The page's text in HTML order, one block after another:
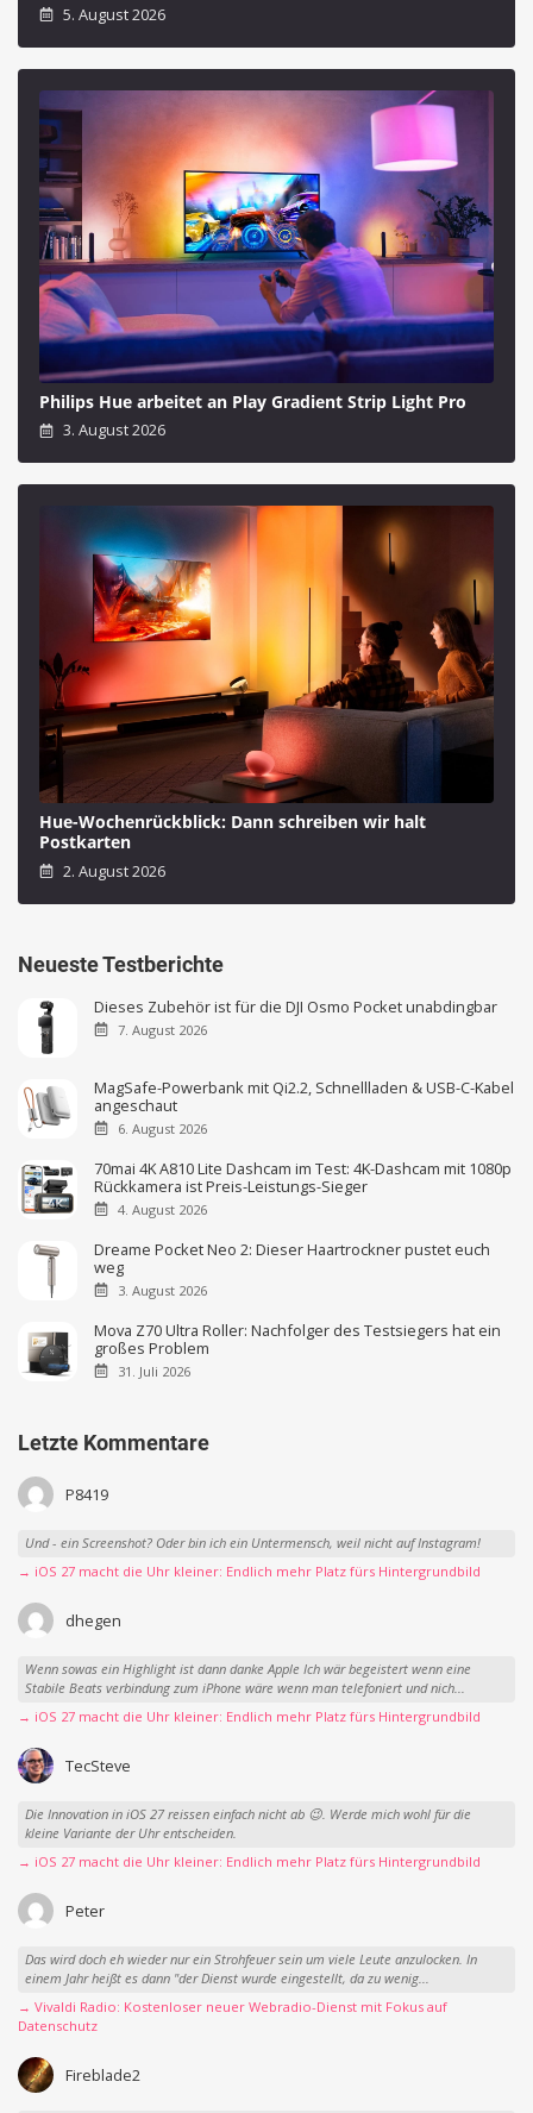
5. August 2026
Philips Hue arbeitet an Play Gradient Strip Light Pro
3. August 2026
Hue-Wochenrückblick: Dann schreiben wir halt
Postkarten
2. August 2026
Neueste Testberichte
Dieses Zubehör ist für die DJI Osmo Pocket unabdingbar
7. August 2026
MagSafe-Powerbank mit Qi2.2, Schnellladen & USB-C-Kabel
angeschaut
6. August 2026
70mai 4K A810 Lite Dashcam im Test: 4K-Dashcam mit 1080p
Rückkamera ist Preis-Leistungs-Sieger
4. August 2026
Dreame Pocket Neo 2: Dieser Haartrockner pustet euch
weg
3. August 2026
Mova Z70 Ultra Roller: Nachfolger des Testsiegers hat ein
großes Problem
31. Juli 2026
Letzte Kommentare
P8419
Und - ein Screenshot? Oder bin ich ein Untermensch, weil nicht auf Instagram!
→ iOS 27 macht die Uhr kleiner: Endlich mehr Platz fürs Hintergrundbild
dhegen
Wenn sowas ein Highlight ist dann danke Apple Ich wär begeistert wenn eine
Stabile Beats verbindung zum iPhone wäre wenn man telefoniert und nich...
→ iOS 27 macht die Uhr kleiner: Endlich mehr Platz fürs Hintergrundbild
TecSteve
Die Innovation in iOS 27 reissen einfach nicht ab 😉. Werde mich wohl für die
kleine Variante der Uhr entscheiden.
→ iOS 27 macht die Uhr kleiner: Endlich mehr Platz fürs Hintergrundbild
Peter
Das wird doch eh wieder nur ein Strohfeuer sein um viele Leute anzulocken. In
einem Jahr heißt es dann "der Dienst wurde eingestellt, da zu wenig...
→ Vivaldi Radio: Kostenloser neuer Webradio-Dienst mit Fokus auf
Datenschutz
Fireblade2